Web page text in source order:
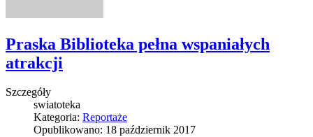
Praska Biblioteka pełna wspaniałych
atrakcji
Szczegóły
swiatoteka
Kategoria: Reportaże
Opublikowano: 18 październik 2017